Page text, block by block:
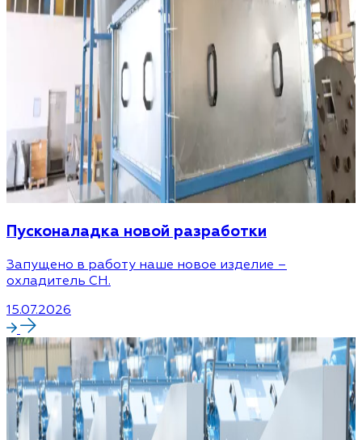
Пусконаладка новой разработки
Запущено в работу наше новое изделие –
охладитель CH.
15.07.2026